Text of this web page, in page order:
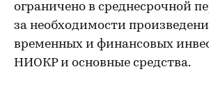
ограничено в среднесрочной
за необходимости
временных и финансовых
НИОКР и основные средства.